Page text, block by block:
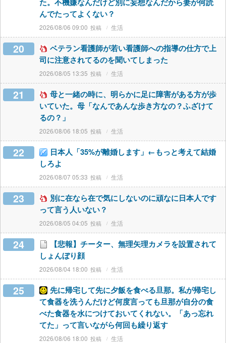
んでたってよくない？
2026/08/06 09:00 生活
20
ベテラン看護師が若い看護師への指導の仕方で上
司に注意されてるのを聞いてしまった
2026/08/05 13:35 生活
21
母と一緒の時に、明らかに足に障害がある方が歩
いていた。母「なんであんな歩き方なの？ふざけて
るの？」
2026/08/06 18:05 生活
22
日本人「35%が離婚します」←もっと考えて結婚
しろよ
2026/08/07 05:33 生活
23
別に在なら在で気にしないのに頑なに日本人です
って言う人いない？
2026/08/05 04:05 生活
24
【悲報】チーター、無理矢理カメラを設置されて
しょんぼり顔
2026/08/04 18:00 生活
25
先に帰宅して先に夕飯を食べる旦那。私が帰宅し
て食器を洗うんだけど何度言っても旦那が自分の食
べた食器を水につけておいてくれない。「あっ忘れ
てた」って言いながら何回も繰り返す
2026/08/06 18:00 生活